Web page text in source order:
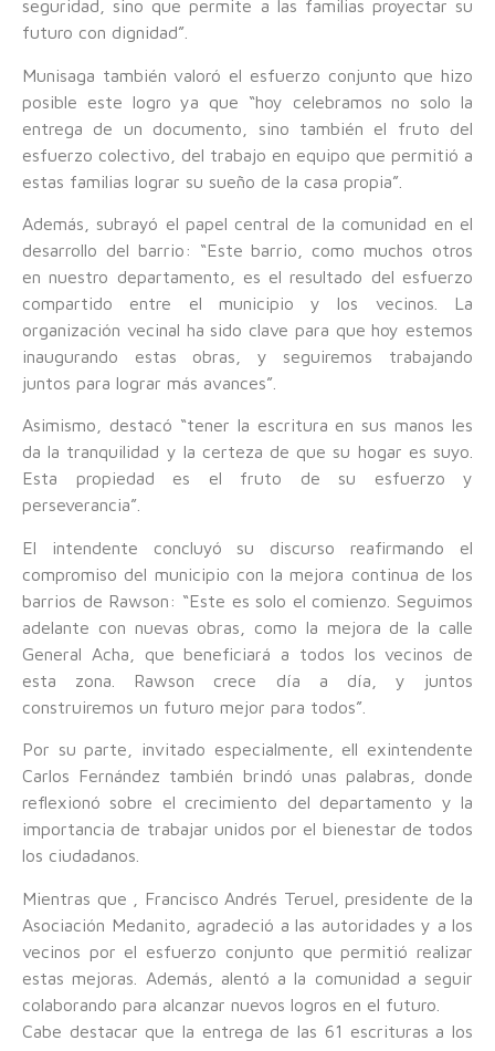
seguridad, sino que permite a las familias proyectar su
futuro con dignidad”.
Munisaga también valoró el esfuerzo conjunto que hizo
posible este logro ya que “hoy celebramos no solo la
entrega de un documento, sino también el fruto del
esfuerzo colectivo, del trabajo en equipo que permitió a
estas familias lograr su sueño de la casa propia”.
Además, subrayó el papel central de la comunidad en el
desarrollo del barrio: “Este barrio, como muchos otros
en nuestro departamento, es el resultado del esfuerzo
compartido entre el municipio y los vecinos. La
organización vecinal ha sido clave para que hoy estemos
inaugurando estas obras, y seguiremos trabajando
juntos para lograr más avances”.
Asimismo, destacó “tener la escritura en sus manos les
da la tranquilidad y la certeza de que su hogar es suyo.
Esta propiedad es el fruto de su esfuerzo y
perseverancia”.
El intendente concluyó su discurso reafirmando el
compromiso del municipio con la mejora continua de los
barrios de Rawson: “Este es solo el comienzo. Seguimos
adelante con nuevas obras, como la mejora de la calle
General Acha, que beneficiará a todos los vecinos de
esta zona. Rawson crece día a día, y juntos
construiremos un futuro mejor para todos”.
Por su parte, invitado especialmente, ell exintendente
Carlos Fernández también brindó unas palabras, donde
reflexionó sobre el crecimiento del departamento y la
importancia de trabajar unidos por el bienestar de todos
los ciudadanos.
Mientras que , Francisco Andrés Teruel, presidente de la
Asociación Medanito, agradeció a las autoridades y a los
vecinos por el esfuerzo conjunto que permitió realizar
estas mejoras. Además, alentó a la comunidad a seguir
colaborando para alcanzar nuevos logros en el futuro.
Cabe destacar que la entrega de las 61 escrituras a los